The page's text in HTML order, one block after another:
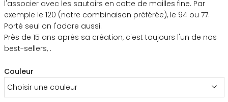
l'associer avec les sautoirs en cotte de mailles fine. Par
exemple le 120 (notre combinaison préférée), le 94 ou 77.
Porté seul on l'adore aussi.
Près de 15 ans après sa création, c'est toujours l'un de nos
best-sellers, .
Couleur
Choisir une couleur